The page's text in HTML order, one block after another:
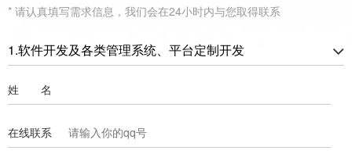
* 请认真填写需求信息，我们会在24小时内与您取得联系
1.软件开发及各类管理系统、平台定制开发
姓 名
在线联系